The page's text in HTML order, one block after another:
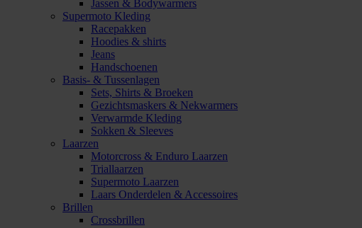
Jassen & Bodywarmers
Supermoto Kleding
Racepakken
Hoodies & shirts
Jeans
Handschoenen
Basis- & Tussenlagen
Sets, Shirts & Broeken
Gezichtsmaskers & Nekwarmers
Verwarmde Kleding
Sokken & Sleeves
Laarzen
Motorcross & Enduro Laarzen
Triallaarzen
Supermoto Laarzen
Laars Onderdelen & Accessoires
Brillen
Crossbrillen